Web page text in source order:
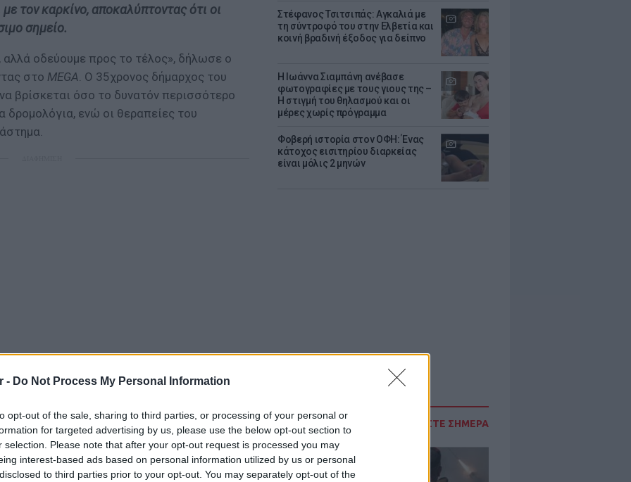
- Do Not Process My Personal Information
opt-out of the sale, sharing to third parties, or processing of your personal or
for targeted advertising by us, please use the below opt-out section to
selection. Please note that after your opt-out request is processed you may
interest-based ads based on personal information utilized by us or personal
to third parties prior to your opt-out. You may separately opt-out of the
Στέφανος Τσιτσιπάς: Αγκαλιά με
τη σύντροφό του στην Ελβετία και
κοινή βραδινή έξοδος για δείπνο
H Ιωάννα Σιαμπάνη ανέβασε
φωτογραφίες με τους γιους της –
Η στιγμή του θηλασμού και οι
μέρες χωρίς πρόγραμμα
Φοβερή ιστορία στον ΟΦΗ: Ένας
κάτοχος εισιτηρίου διαρκείας
είναι μόλις 2 μηνών
ΔΙΑΒΑΣΤΕ ΣΗΜΕΡΑ
με τον καρκίνο, αποκαλύπτοντας ότι οι
σημείο.
αλλά οδεύουμε προς το τέλος», δήλωσε ο
στο MEGA. Ο 35χρονος δήμαρχος του
βρίσκεται όσο το δυνατόν περισσότερο
δρομολόγια, ενώ οι θεραπείες του